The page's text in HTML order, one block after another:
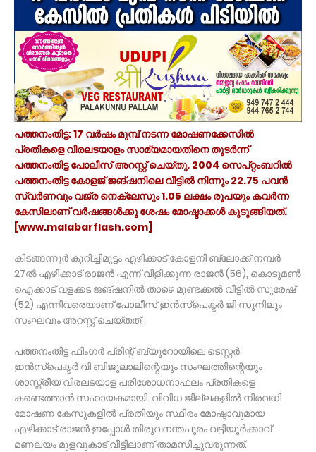
പത്തനംതിട്ട: 17 വര്‍ഷം മുമ്പ് നടന്ന മോഷണക്കേസില്‍
പ്രതികളെ വിരലടയാളം സാമ്യമായതിനെ തുടര്‍ന്ന്
പത്തനംതിട്ട പോലീസ് അറസ്റ്റ് ചെയ്തു. 2004 സെപ്റ്റംബറില്‍
പത്തനംതിട്ട കോളജ് ജങ്ഷനിലെ വീട്ടില്‍ നിന്നും 22.75 പവന്‍
സ്വര്‍ണവും വജ്ര നെക്ലേസും 1.05 ലക്ഷം രൂപയും കവര്‍ന്ന
കേസിലാണ് വര്‍ഷങ്ങള്‍ക്കു ശേഷം മോഷ്ടാക്കള്‍ കുടുങ്ങിയത്.
[www.malabarflash.com]
കിടങ്ങന്നൂര്‍ കുറിച്ചിമുട്ടം എഴിക്കാട് കോളനി ബ്ലോക്ക് നമ്പര്‍
27ല്‍ എഴിക്കാട് രാജന്‍ എന്ന് വിളിക്കുന്ന രാജന്‍ (56), കൊടുമണ്‍
ഐക്കാട് വളക്കട ജങ്ഷനില്‍ താഴെ മുണ്ടക്കല്‍ വീട്ടില്‍ സുരേഷ്
(52) എന്നിവരെയാണ് പോലീസ് ഇന്‍സ്‌പെക്ടര്‍ ജി സുനിലും
സംഘവും അറസ്റ്റ് ചെയ്തത്.
പത്തനംതിട്ട ഫിംഗര്‍ പ്രിന്റ് ബ്യൂറോയിലെ ടെസ്റ്റര്‍
ഇന്‍സ്‌പെക്ടര്‍ വി ബിജുലാലിന്റെയും സംഘത്തിന്റെയും
ശാസ്ത്രീയ വിരലടയാള പരിശോധനാഫലം പ്രതികളെ
കണ്ടെത്താന്‍ സഹായകമായി. വിവിധ ജില്ലകളില്‍ നിരവധി
മോഷണ കേസുകളില്‍ പ്രതിയും സ്ഥിരം മോഷ്ടാവുമായ
എഴിക്കാട് രാജന്‍ ഇപ്പോള്‍ തിരുവനന്തപുരം വട്ടിയൂര്‍ക്കാവ്
മണലയം മുളവുകാട് വീട്ടിലാണ് താമസിച്ചുവരുന്നത്.